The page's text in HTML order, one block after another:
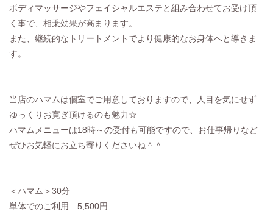
ボディマッサージやフェイシャルエステと組み合わせてお受け頂
く事で、相乗効果が高まります。
また、継続的なトリートメントでより健康的なお身体へと導きま
す。
当店のハマムは個室でご用意しておりますので、人目を気にせず
ゆっくりお寛ぎ頂けるのも魅力☆
ハマムメニューは18時～の受付も可能ですので、お仕事帰りなど
ぜひお気軽にお立ち寄りくださいね＾＾
＜ハマム＞30分
単体でのご利用 5,500円